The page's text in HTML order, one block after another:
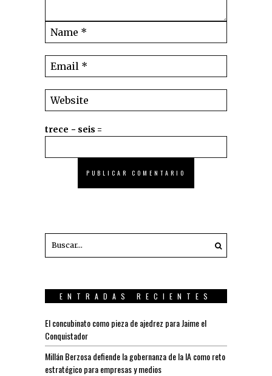
trece − seis =
ENTRADAS RECIENTES
El concubinato como pieza de ajedrez para Jaime el
Conquistador
Millán Berzosa defiende la gobernanza de la IA como reto
estratégico para empresas y medios